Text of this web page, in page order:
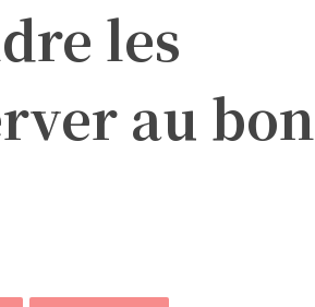
les
au bon